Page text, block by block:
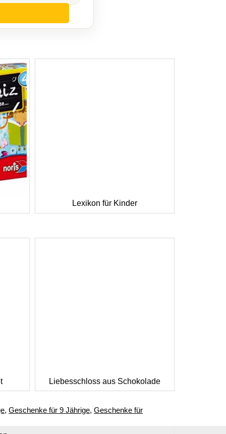
Lexikon für Kinder
Liebesschloss aus Schokolade
, Geschenke für 9 Jährige, Geschenke für